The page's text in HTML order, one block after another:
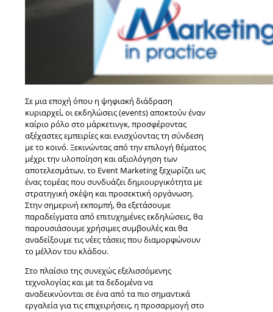
Σε μια εποχή όπου η ψηφιακή διάδραση
κυριαρχεί, οι εκδηλώσεις (events) αποκτούν έναν
καίριο ρόλο στο μάρκετινγκ, προσφέροντας
αξέχαστες εμπειρίες και ενισχύοντας τη σύνδεση
με το κοινό. Ξεκινώντας από την επιλογή θέματος
μέχρι την υλοποίηση και αξιολόγηση των
αποτελεσμάτων, το Event Marketing ξεχωρίζει ως
ένας τομέας που συνδυάζει δημιουργικότητα με
στρατηγική σκέψη και προσεκτική οργάνωση.
Στην σημερινή εκπομπή, θα εξετάσουμε
παραδείγματα από επιτυχημένες εκδηλώσεις, θα
παρουσιάσουμε χρήσιμες συμβουλές και θα
αναδείξουμε τις νέες τάσεις που διαμορφώνουν
το μέλλον του κλάδου.
Στο πλαίσιο της συνεχώς εξελισσόμενης
τεχνολογίας και με τα δεδομένα να
αναδεικνύονται σε ένα από τα πιο σημαντικά
εργαλεία για τις επιχειρήσεις, η προσαρμογή στο